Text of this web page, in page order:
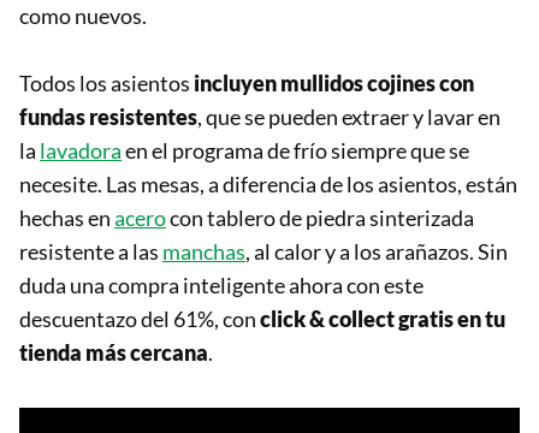
como nuevos.
Todos los asientos incluyen mullidos cojines con
fundas resistentes, que se pueden extraer y lavar en
la lavadoraen el programa de frío siempre que se
necesite. Las mesas, a diferencia de los asientos, están
hechas enacerocon tablero de piedra sinterizada
resistente a las manchas, al calor y a los arañazos. Sin
duda una compra inteligente ahora con este
descuentazo del 61%, conclick & collect gratis en tu
tienda más cercana.